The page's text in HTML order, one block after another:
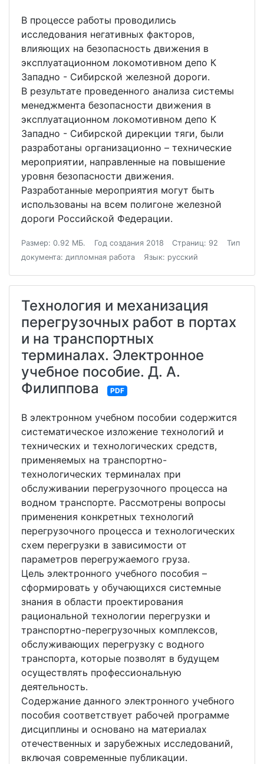
В процессе работы проводились
исследования негативных факторов,
влияющих на безопасность движения в
эксплуатационном локомотивном депо К
Западно - Сибирской железной дороги.
В результате проведенного анализа системы
менеджмента безопасности движения в
эксплуатационном локомотивном депо К
Западно - Сибирской дирекции тяги, были
разработаны организационно – технические
мероприятии, направленные на повышение
уровня безопасности движения.
Разработанные мероприятия могут быть
использованы на всем полигоне железной
дороги Российской Федерации.
Размер: 0.92 МБ. Год создания 2018 Страниц: 92
Тип
документа: дипломная работа
Язык: русский
Технология и механизация
перегрузочных работ в портах
и на транспортных
терминалах. Электронное
учебное пособие. Д. А.
Филиппова
PDF
В электронном учебном пособии содержится
систематическое изложение технологий и
технических и технологических средств,
применяемых на транспортно-
технологических терминалах при
обслуживании перегрузочного процесса на
водном транспорте. Рассмотрены вопросы
применения конкретных технологий
перегрузочного процесса и технологических
схем перегрузки в зависимости от
параметров перегружаемого груза.
Цель электронного учебного пособия –
сформировать у обучающихся системные
знания в области проектирования
рациональной технологии перегрузки и
транспортно-перегрузочных комплексов,
обслуживающих перегрузку с водного
транспорта, которые позволят в будущем
осуществлять профессиональную
деятельность.
Содержание данного электронного учебного
пособия соответствует рабочей программе
дисциплины и основано на материалах
отечественных и зарубежных исследований,
включая современные публикации.